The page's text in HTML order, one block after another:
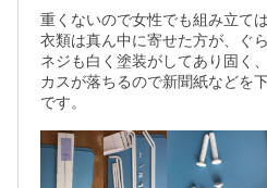
重くないので女性でも組み立て
衣類は真ん中に寄せた方が、ぐ
ネジも白く塗装がしてあり固く
カスが落ちるので新聞紙などを